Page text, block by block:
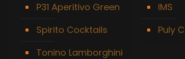
P31 Aperitivo Green
Spirito Cocktails
Tonino Lamborghini
IMS
Puly